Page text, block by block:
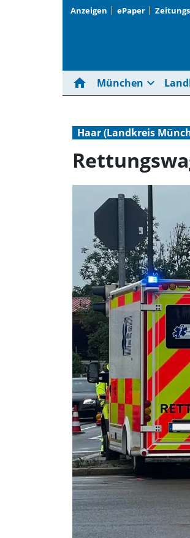
Anzeigen ePaper
home München expand_more
Haar (Landkreis